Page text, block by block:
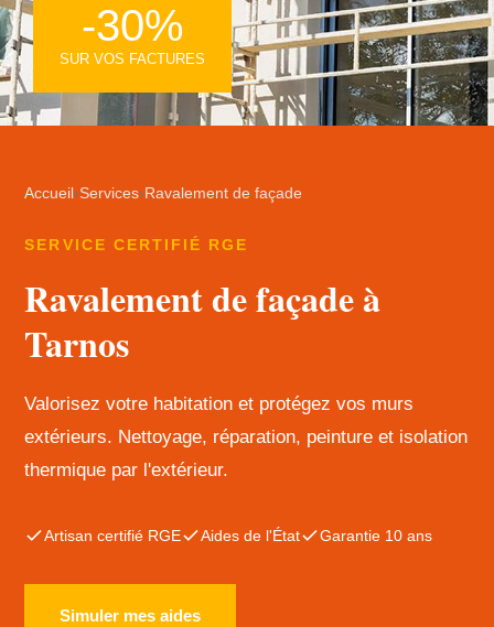
Accueil ›Services› Ravalement de façade
SERVICE CERTIFIÉ RGE
Ravalement de façade à
Tarnos
Valorisez votre habitation et protégez vos murs
extérieurs. Nettoyage, réparation, peinture et isolation
thermique par l'extérieur.
Artisan certifié RGE Aides de l'État Garantie 10 ans
Simuler mes aides
-30%
SUR VOS FACTURES